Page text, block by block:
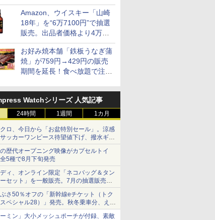
と2層仕立ての濃厚な味わい
Amazon、ウイスキー「山崎
18年」を“6万7100円”で抽選
販売。出品者価格より4万
9700円以上お得
お好み焼本舗「鉄板うなぎ蒲
焼」が759円→429円の販売
期間を延長！食べ放題で注文
Watchシリーズ 人気記事
24時間 1週間 1カ月
ロ、今日から「お盆特別セール」。涼感
ッカーワンピース待望値下げ、撥水ギア
ツは1990円に
歴代オープニング映像がカプセルトイ
5種で8月下旬発売
ィ、オンライン限定「ネコバッグ＆タン
セット」を一般販売。7月の抽選販売の
効分
さ50％オフの「新幹線eチケット（トク
ペシャル28）」発売。秋冬乗車分、えき
限定
ーミン」大小メッシュポーチが付録、素敵
産
5kg
新潟県産新之助 無洗米
5kg 令和7年産
￥2,772
フクテイライス【白
あきたこまち 令和7年
産 (5kg)
￥3,300
ブ
4リ
【数量限定】フロム・
ザ・バレル モルトウイ
スキー500ml アサヒ [
日本 500ml ]【中元 ギ
フト プレゼント 贈り物
に】
￥4,402
サントリー シングルモ
Story of the Distillery
2026 化粧箱入 700ml
￥23,000
ュ
プ麺
マルちゃん マルちゃん
ZUBAAAN! 横浜家系
醤油豚骨 3食パック
130g×3食
￥467
カップヌードル パクチ
ードル [世界三大スー
プ] 日清食品 カップ麺
75g×12個
￥2,594